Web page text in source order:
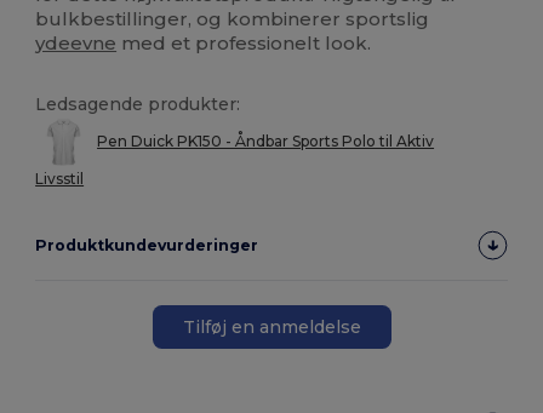
bulkbestillinger, og kombinerer sportslig
ydeevne med et professionelt look.
Ledsagende produkter:
Pen Duick PK150 - Åndbar Sports Polo til Aktiv
Livsstil
Produktkundevurderinger
Tilføj en anmeldelse